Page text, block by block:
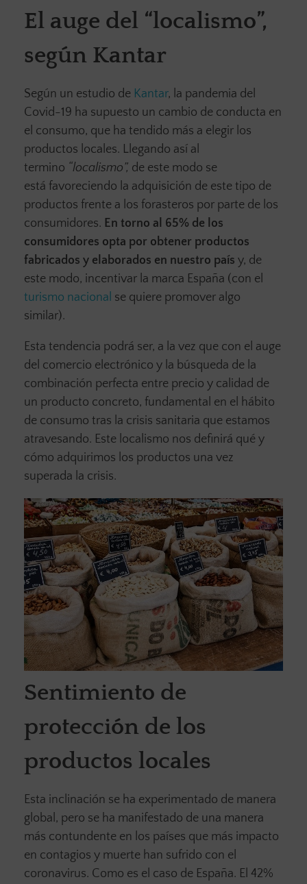
El auge del “localismo”,
según Kantar
Según un estudio de Kantar, la pandemia del
Covid-19 ha supuesto un cambio de conducta en
el consumo, que ha tendido más a elegir los
productos locales. Llegando así al
termino “localismo”, de este modo se
está favoreciendo la adquisición de este tipo de
productos frente a los forasteros por parte de los
consumidores. En torno al 65% de los
consumidores opta por obtener productos
fabricados y elaborados en nuestro país y, de
este modo, incentivar la marca España (con el
turismo nacional se quiere promover algo
similar).
Esta tendencia podrá ser, a la vez que con el auge
del comercio electrónico y la búsqueda de la
combinación perfecta entre precio y calidad de
un producto concreto, fundamental en el hábito
de consumo tras la crisis sanitaria que estamos
atravesando. Este localismo nos definirá qué y
cómo adquirimos los productos una vez
superada la crisis.
Sentimiento de
protección de los
productos locales
Esta inclinación se ha experimentado de manera
global, pero se ha manifestado de una manera
más contundente en los países que más impacto
en contagios y muerte han sufrido con el
coronavirus. Como es el caso de España. El 42%